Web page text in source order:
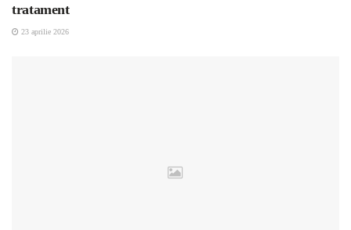
tratament
23 aprilie 2026